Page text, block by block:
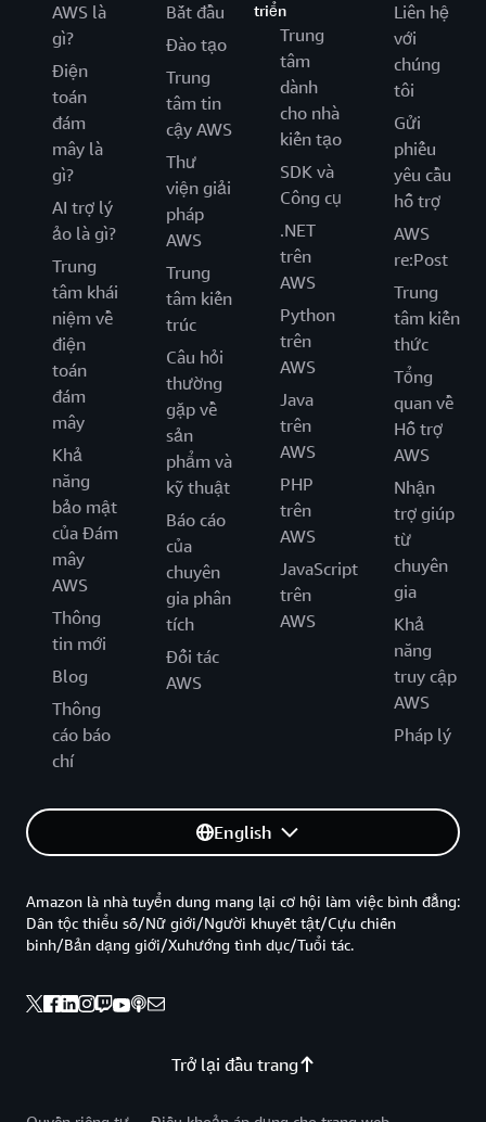
AWS là
gì?
Điện
toán
đám
mây là
gì?
AI trợ lý
ảo là gì?
Trung
tâm khái
niệm về
điện
toán
đám
mây
Khả
năng
bảo mật
của Đám
mây
AWS
Thông
tin mới
Blog
Thông
cáo báo
chí
Bắt đầu
Đào tạo
Trung
tâm tin
cậy AWS
Thư
viện giải
pháp
AWS
Trung
tâm kiến
trúc
Câu hỏi
thường
gặp về
sản
phẩm và
kỹ thuật
Báo cáo
của
chuyên
gia phân
tích
Đối tác
AWS
triển
Trung
tâm
dành
cho nhà
kiến tạo
SDK và
Công cụ
.NET
trên
AWS
Python
trên
AWS
Java
trên
AWS
PHP
trên
AWS
JavaScript
trên
AWS
Liên hệ
với
chúng
tôi
Gửi
phiếu
yêu cầu
hỗ trợ
AWS
re:Post
Trung
tâm kiến
thức
Tổng
quan về
Hỗ trợ
AWS
Nhận
trợ giúp
từ
chuyên
gia
Khả
năng
truy cập
AWS
Pháp lý
English
Trở lại đầu trang
Amazon là nhà tuyển dung mang lại cơ hội làm việc bình đẳng:
Dân tộc thiểu số/Nữ giới/Người khuyết tật/Cựu chiến
binh/Bản dạng giới/Xuhướng tình dục/Tuổi tác.